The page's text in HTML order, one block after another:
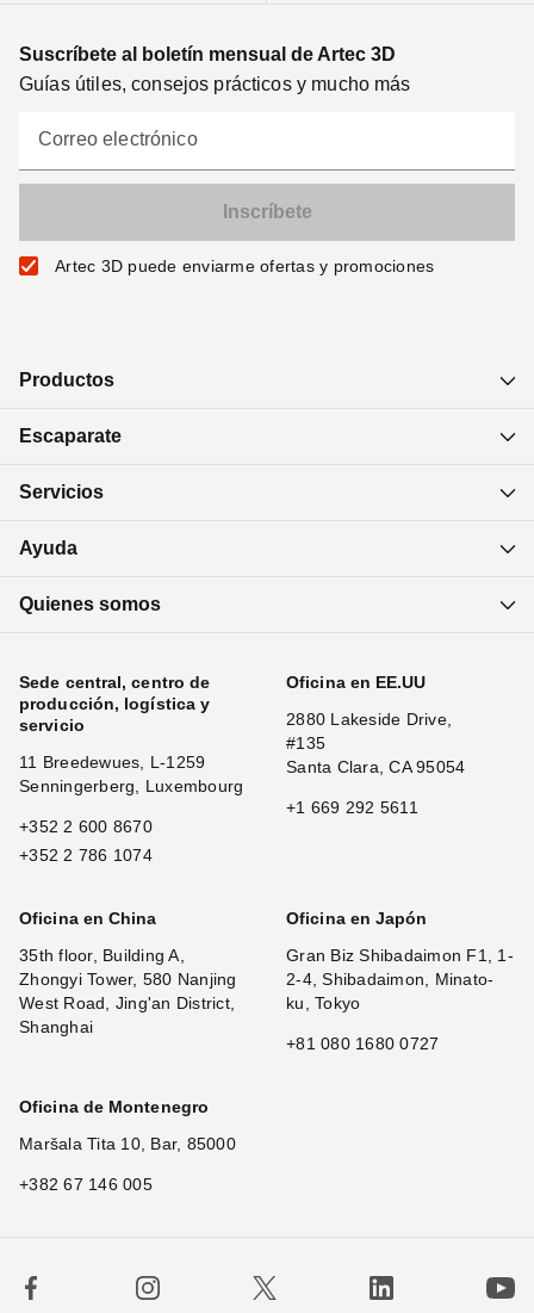
Suscríbete al boletín mensual de Artec 3D
Guías útiles, consejos prácticos y mucho más
Correo electrónico
Artec 3D puede enviarme ofertas y promociones
Productos
Escaparate
Servicios
Ayuda
Quienes somos
Sede central, centro de
producción, logística y
servicio
11 Breedewues, L-1259
Senningerberg, Luxembourg
+352 2 600 8670
+352 2 786 1074
Oficina en EE.UU
2880 Lakeside Drive,
#135
Santa Clara, CA 95054
+1 669 292 5611
Oficina en China
35th floor, Building A,
Zhongyi Tower, 580 Nanjing
West Road, Jing'an District,
Shanghai
Oficina en Japón
Gran Biz Shibadaimon F1, 1-
2-4, Shibadaimon, Minato-
ku, Tokyo
+81 080 1680 0727
Oficina de Montenegro
Maršala Tita 10, Bar, 85000
+382 67 146 005